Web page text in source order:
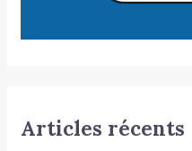
Articles récents